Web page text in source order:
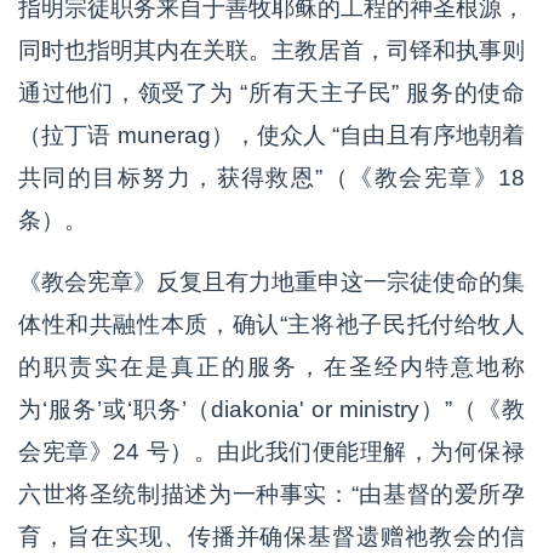
指明宗徒职务来自于善牧耶稣的工程的神圣根源，
同时也指明其内在关联。主教居首，司铎和执事则
通过他们，领受了为 “所有天主子民” 服务的使命
（拉丁语 munerag），使众人 “自由且有序地朝着
共同的目标努力，获得救恩”（《教会宪章》18
条）。
《教会宪章》反复且有力地重申这一宗徒使命的集
体性和共融性本质，确认“主将祂子民托付给牧人
的职责实在是真正的服务，在圣经内特意地称
为‘服务’或‘职务’（diakonia' or ministry）”（《教
会宪章》24 号）。由此我们便能理解，为何保禄
六世将圣统制描述为一种事实：“由基督的爱所孕
育，旨在实现、传播并确保基督遗赠祂教会的信